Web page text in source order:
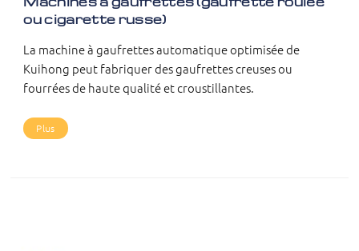
ou cigarette russe)
La machine à gaufrettes automatique optimisée de
Kuihong peut fabriquer des gaufrettes creuses ou
fourrées de haute qualité et croustillantes.
Plus